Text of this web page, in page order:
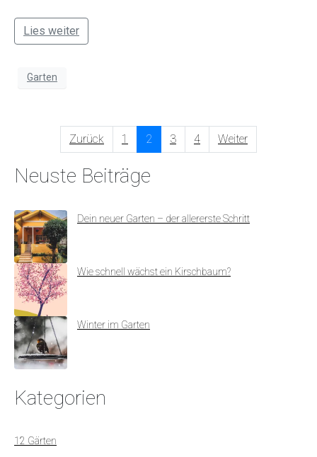
Lies weiter
Garten
Zurück 1 2 3 4 Weiter
Neuste Beiträge
Dein neuer Garten – der allererste Schritt
Wie schnell wächst ein Kirschbaum?
Winter im Garten
Kategorien
12 Gärten